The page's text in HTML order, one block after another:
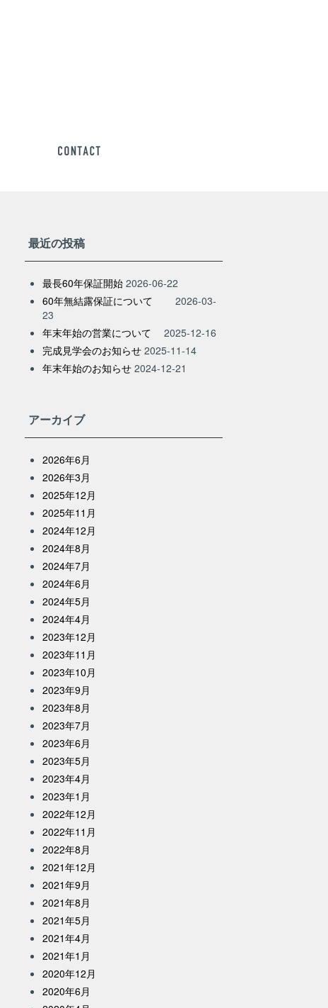
最近の投稿
最長60年保証開始 2026-06-22
60年無結露保証について
2026-03-
23
年末年始の営業について
2025-12-16
完成見学会のお知らせ 2025-11-14
年末年始のお知らせ 2024-12-21
アーカイブ
2026年6月
2026年3月
2025年12月
2025年11月
2024年12月
2024年8月
2024年7月
2024年6月
2024年5月
2024年4月
2023年12月
2023年11月
2023年10月
2023年9月
2023年8月
2023年7月
2023年6月
2023年5月
2023年4月
2023年1月
2022年12月
2022年11月
2022年8月
2021年12月
2021年9月
2021年8月
2021年5月
2021年4月
2021年1月
2020年12月
2020年6月